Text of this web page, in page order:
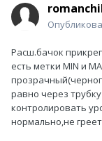
Расш.бачок
есть метки MIN и
равно через
контролировать
нормально,не